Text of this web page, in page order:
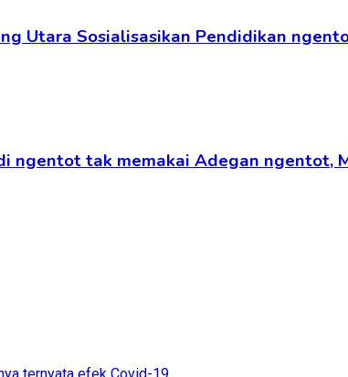
Utara Sosialisasikan Pendidikan
ngentot tak memakai Adegan
ternyata efek Covid-19